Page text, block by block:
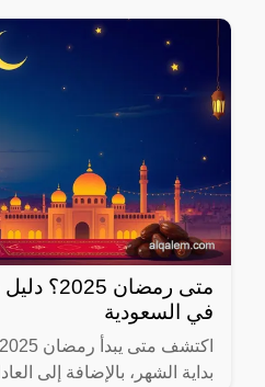
متى
في السعودية
بداية الشهر، بالإضافة إلى